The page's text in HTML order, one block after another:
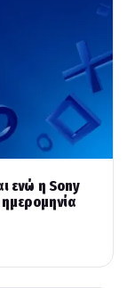
ενώ η Sony